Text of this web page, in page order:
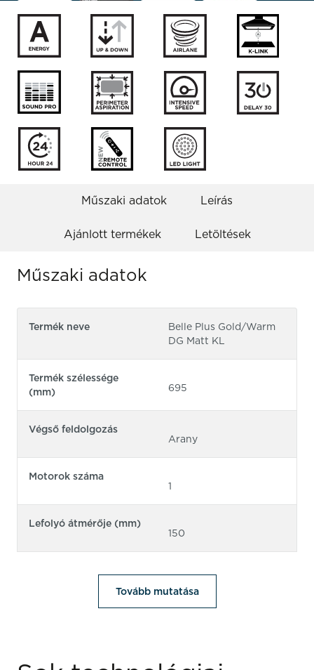
Műszaki adatok Leírás
Ajánlott termékek Letöltések
Műszaki adatok
Termék neve
Belle Plus Gold/Warm
DG Matt KL
Termék szélessége
(mm)
695
Végső feldolgozás
Arany
Motorok száma
1
Lefolyó átmérője (mm)
150
Tovább mutatása